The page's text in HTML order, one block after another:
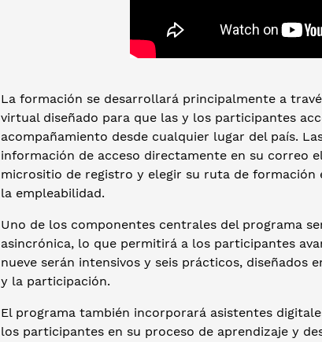
La formación se desarrollará principalmente a
virtual diseñado para que las y los participantes
acompañamiento desde cualquier lugar del país.
información de acceso directamente en su correo
micrositio de registro y elegir su ruta de
la empleabilidad.
Uno de los componentes centrales del programa
asincrónica, lo que permitirá a los participantes
nueve serán intensivos y seis prácticos,
y la participación.
El programa también incorporará asistentes
los participantes en su proceso de aprendizaje y